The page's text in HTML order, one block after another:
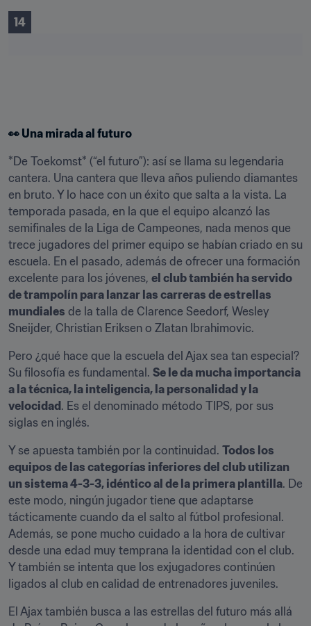
14
👀 Una mirada al futuro
*De Toekomst* (“el futuro”): así se llama su legendaria
cantera. Una cantera que lleva años puliendo diamantes
en bruto. Y lo hace con un éxito que salta a la vista. La
temporada pasada, en la que el equipo alcanzó las
semifinales de la Liga de Campeones, nada menos que
trece jugadores del primer equipo se habían criado en su
escuela. En el pasado, además de ofrecer una formación
excelente para los jóvenes, el club también ha servido
de trampolín para lanzar las carreras de estrellas
mundiales de la talla de Clarence Seedorf, Wesley
Sneijder, Christian Eriksen o Zlatan Ibrahimovic.
Pero ¿qué hace que la escuela del Ajax sea tan especial?
Su filosofía es fundamental. Se le da mucha importancia
a la técnica, la inteligencia, la personalidad y la
velocidad . Es el denominado método TIPS, por sus
siglas en inglés.
Y se apuesta también por la continuidad. Todos los
equipos de las categorías inferiores del club utilizan
un sistema 4-3-3, idéntico al de la primera plantilla. De
este modo, ningún jugador tiene que adaptarse
tácticamente cuando da el salto al fútbol profesional.
Además, se pone mucho cuidado a la hora de cultivar
desde una edad muy temprana la identidad con el club.
Y también se intenta que los exjugadores continúen
ligados al club en calidad de entrenadores juveniles.
El Ajax también busca a las estrellas del futuro más allá